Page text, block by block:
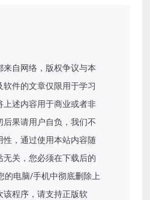
自网络，版权争议与本
件的文章仅限用于学习
上述内容用于商业或者非
果请用户自负，我们不
性，通过使用本站内容随
无关，您必须在下载后的
的电脑/手机中彻底删除上
该程序，请支持正版软